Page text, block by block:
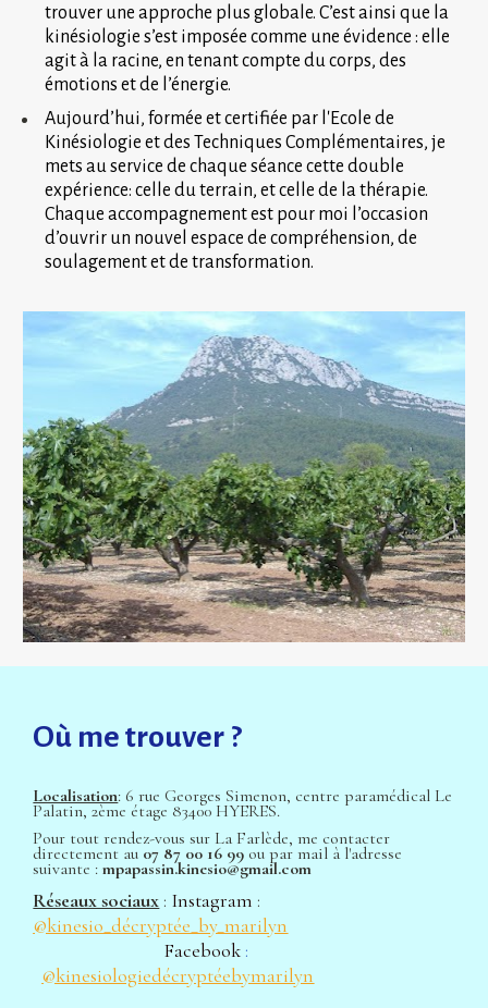
trouver une approche plus globale. C’est ainsi que la
kinésiologie s’est imposée comme une évidence : elle
agit à la racine, en tenant compte du corps, des
émotions et de l’énergie.
Aujourd’hui, formée et certifiée par l'Ecole de
Kinésiologie et des Techniques Complémentaires, je
mets au service de chaque séance cette double
expérience: celle du terrain, et celle de la thérapie.
Chaque accompagnement est pour moi l’occasion
d’ouvrir un nouvel espace de compréhension, de
soulagement et de transformation.
Où me trouver ?
Localisation: 6 rue Georges Simenon, centre paramédical Le
Palatin, 2ème étage 83400 HYERES.
Pour tout rendez-vous sur La Farlède, me contacter
directement au 07 87 00 16 99 ou par mail à l'adresse
suivante : mpapassin.kinesio@gmail.com
Réseaux sociaux : Instagram
@kinesio_décryptée_by_marilyn
Facebook :
@kinesiologiedécryptéebymarilyn